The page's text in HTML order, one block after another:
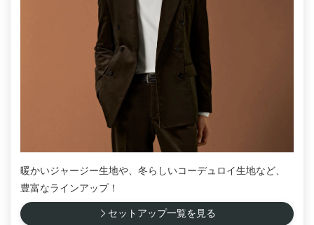
暖かいジャージー生地や、冬らしいコーデュロイ生地など、
豊富なラインアップ！
セットアップ一覧を見る